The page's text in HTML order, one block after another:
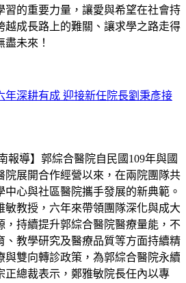
習的重要力量，讓愛與希望在社會持
越成長路上的難關、讓求學之路走得
未來！
年深耕有成 迎接新任院長劉秉彥接
報導】郭綜合醫院自民國109年與國
院展開合作經營以來，在兩院團隊共
中心與社區醫院攜手發展的新典範。
敏教授，六年來帶領團隊深化與成大
，持續提升郭綜合醫院醫療量能，不
、教學研究及醫療品質等方面持續精
與雙向轉診政策，為郭綜合醫院永續
正總裁表示，鄭雅敏院長任內以專